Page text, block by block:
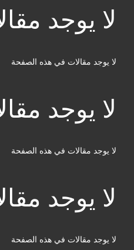
لا يوجد
لا يوجد مقالات في هذه الصفحة
لا يوجد
لا يوجد مقالات في هذه الصفحة
لا يوجد
لا يوجد مقالات في هذه الصفحة